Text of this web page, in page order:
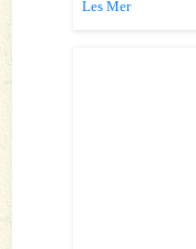
Les Mer